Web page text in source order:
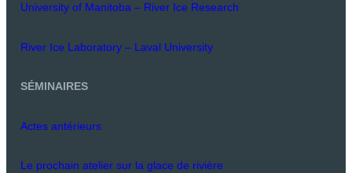
University of Manitoba – River Ice Research
River Ice Laboratory – Laval University
SÉMINAIRES
Actes antérieurs
Le prochain atelier sur la glace de rivière